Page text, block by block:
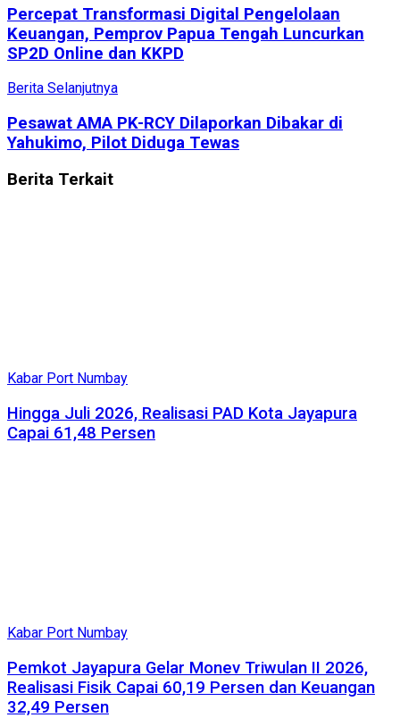
Percepat Transformasi Digital Pengelolaan
Keuangan, Pemprov Papua Tengah Luncurkan
SP2D Online dan KKPD
Berita Selanjutnya
Pesawat AMA PK-RCY Dilaporkan Dibakar di
Yahukimo, Pilot Diduga Tewas
Berita Terkait
Kabar Port Numbay
Hingga Juli 2026, Realisasi PAD Kota Jayapura
Capai 61,48 Persen
Kabar Port Numbay
Pemkot Jayapura Gelar Monev Triwulan II 2026,
Realisasi Fisik Capai 60,19 Persen dan Keuangan
32,49 Persen